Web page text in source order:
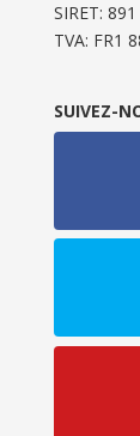
SIRET:
TVA: FR1
SUIVEZ-